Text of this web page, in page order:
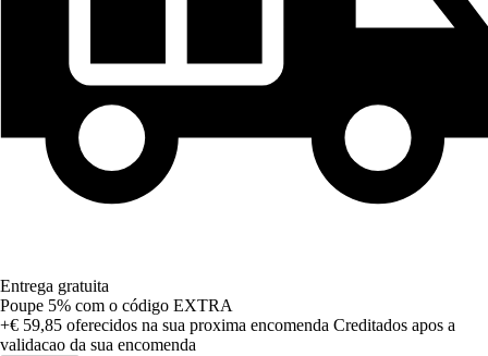
Entrega gratuita
Poupe 5% com o código EXTRA
+€ 59,85 oferecidos na sua proxima encomenda Creditados apos a
validacao da sua encomenda